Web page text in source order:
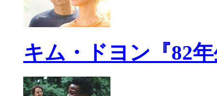
キム・ドヨン『82